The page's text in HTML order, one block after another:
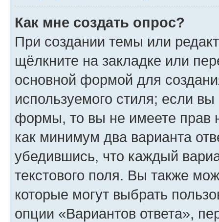
Как мне создать опрос?
При создании темы или
щёлкните на закладке или
основной формой для
используемого стиля; если
формы, то вы не имеете прав
как минимум два варианта
убедившись, что каждый
текстового поля. Вы также
которые могут выбрать
опции «Вариантов ответа»,